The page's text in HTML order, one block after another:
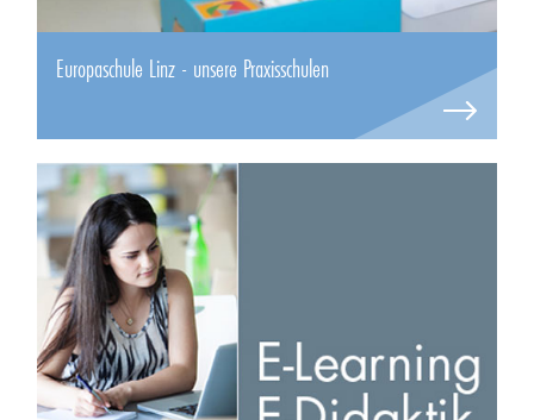
Europaschule Linz - unsere Praxisschulen